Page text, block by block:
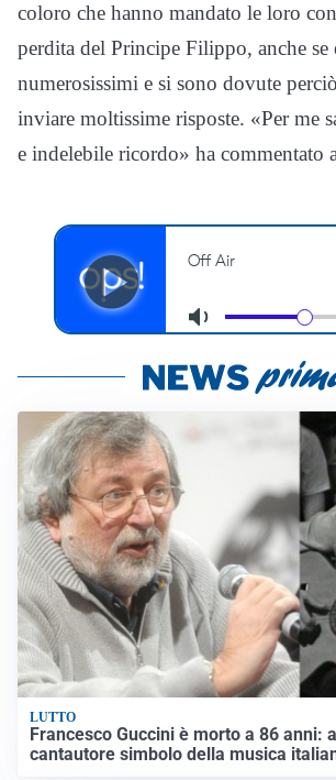
coloro che hanno mandato le loro
perdita del Principe Filippo, anche se
numerosissimi e si sono dovute
inviare moltissime risposte. «Per me
e indelebile ricordo» ha commentato
LUTTO
Francesco Guccini è morto a 86 anni:
cantautore simbolo della musica